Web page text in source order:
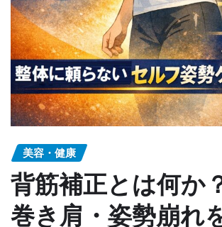
美容・健康
背筋補正とは何か
巻き肩・姿勢崩れ